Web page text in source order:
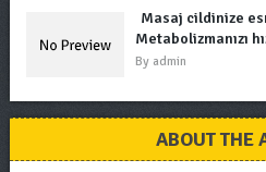
Masaj cildinize
Metabolizmanızı
By admin
ABOUT THE